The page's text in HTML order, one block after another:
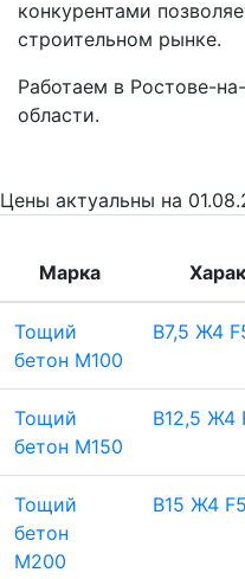
конкурентами
строительном рынке.
Работаем в Ростове-
области.
Цены актуальны на
Марка
Тощий
бетон М100
B7,5 Ж4
Тощий
бетон М150
B12,5 Ж4
Тощий
бетон
М200
B15 Ж4